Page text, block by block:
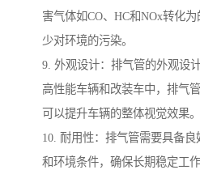
害气体如CO、HC和NOx转化
少对环境的污染。
9. 外观设计：排气管的外观设
高性能车辆和改装车中，排气
可以提升车辆的整体视觉效果。
10. 耐用性：排气管需要具备
和环境条件，确保长期稳定工作